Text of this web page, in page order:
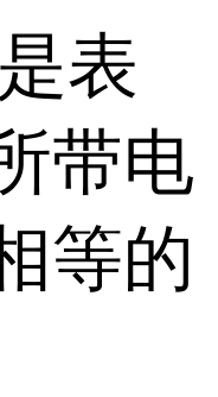
表
带电
等的